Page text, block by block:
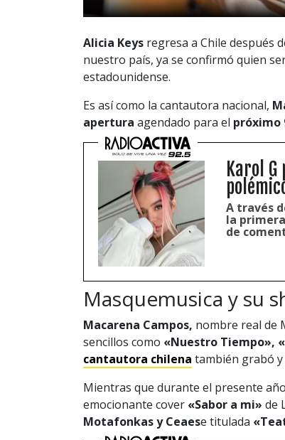
Alicia Keys regresa a Chile después
nuestro país, ya se confirmó quien
estadounidense.
Es así como la cantautora nacional,
apertura agendado para el próximo
Karol
A través
la
de
Masquemusica y su
Macarena Campos, nombre real de
sencillos como «Nuestro Tiempo»,
cantautora chilena también grabó
Mientras que durante el presente
emocionante cover «Sabor a mi» de
Motafonkas y Ceaese titulada